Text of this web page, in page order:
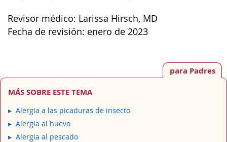
Revisor médico: Larissa Hirsch, MD
Fecha de revisión: enero de 2023
para Padres
MÁS SOBRE ESTE TEMA
Alergia a las picaduras de insecto
Alergia al huevo
Alergia al pescado